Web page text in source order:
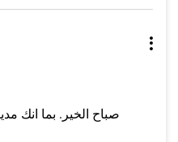
صباح الخير. بما انك